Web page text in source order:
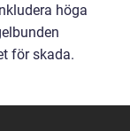
höga
för skada.